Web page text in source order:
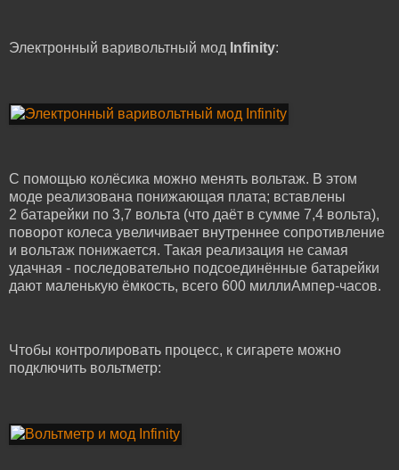
Электронный варивольтный мод Infinity:
С помощью колёсика можно менять вольтаж. В этом
моде реализована понижающая плата; вставлены
2 батарейки по 3,7 вольта (что даёт в сумме 7,4 вольта),
поворот колеса увеличивает внутреннее сопротивление
и вольтаж понижается. Такая реализация не самая
удачная - последовательно подсоединённые батарейки
дают маленькую ёмкость, всего 600 миллиАмпер-часов.
Чтобы контролировать процесс, к сигарете можно
подключить вольтметр: